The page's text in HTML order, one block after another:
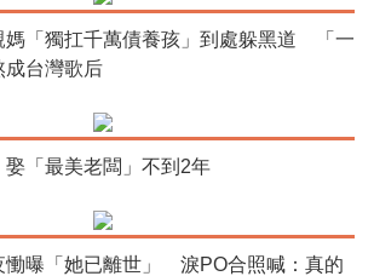
媽「獨扛千萬債養孩」到處躲黑道 「一
成台灣歌后
娶「最美老闆」不到2年
慟曝「她已離世」 淚PO合照喊：真的